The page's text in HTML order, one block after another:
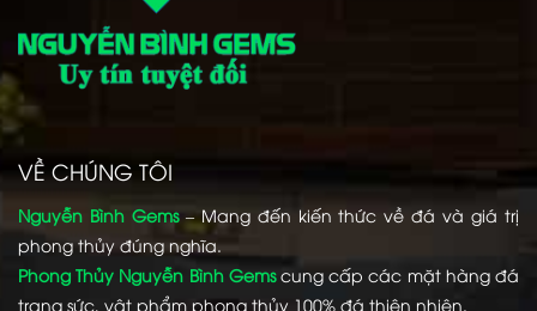
VỀ CHÚNG TÔI
Nguyễn Bình Gems– Mang đến kiến thức về đá và giá trị
phong thủy đúng nghĩa.
Phong Thủy Nguyễn Bình Gemscung cấp các mặt hàng đá
trang sức, vật phẩm phong thủy 100% đá thiên nhiên.